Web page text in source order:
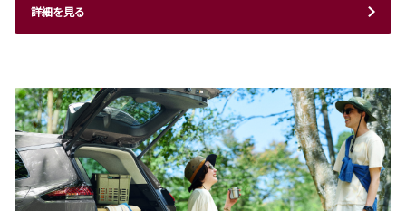
詳細を見る